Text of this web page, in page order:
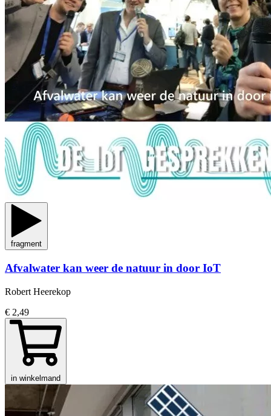
fragment
Afvalwater kan weer de natuur in door IoT
Robert Heerekop
€ 2,49
in winkelmand